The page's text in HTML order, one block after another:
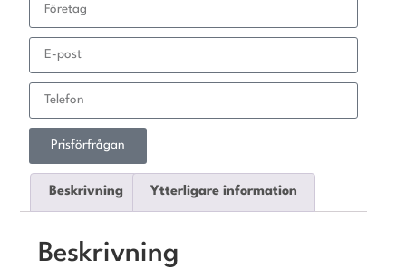
Prisförfrågan
Beskrivning Ytterligare information
Beskrivning